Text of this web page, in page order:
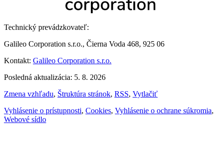
Technický prevádzkovateľ:
Galileo Corporation s.r.o., Čierna Voda 468, 925 06
Kontakt: Galileo Corporation s.r.o.
Posledná aktualizácia: 5. 8. 2026
Zmena vzhľadu, Štruktúra stránok, RSS, Vytlačiť
Vyhlásenie o prístupnosti, Cookies, Vyhlásenie o ochrane súkromia,
Webové sídlo